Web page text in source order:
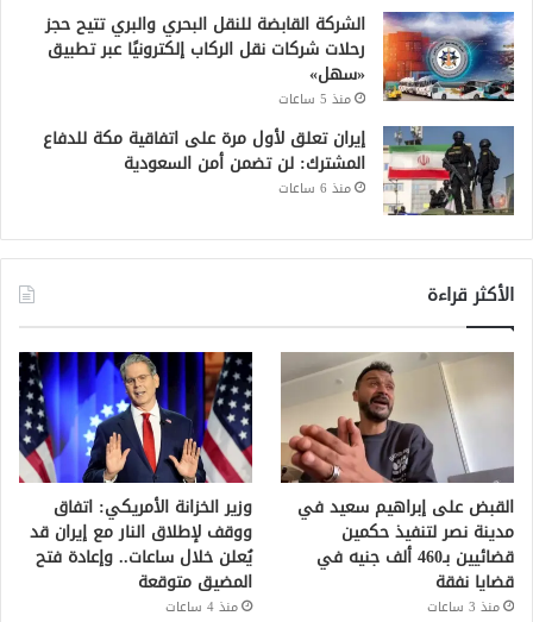
الشركة القابضة للنقل البحري والبري تتيح حجز
رحلات شركات نقل الركاب إلكترونيًا عبر تطبيق
«سهل»
منذ 5 ساعات
إيران تعلق لأول مرة على اتفاقية مكة للدفاع
المشترك: لن تضمن أمن السعودية
منذ 6 ساعات
الأكثر قراءة
القبض على إبراهيم سعيد في
مدينة نصر لتنفيذ حكمين
قضائيين بـ460 ألف جنيه في
قضايا نفقة
منذ 3 ساعات
وزير الخزانة الأمريكي: اتفاق
ووقف لإطلاق النار مع إيران قد
يُعلن خلال ساعات.. وإعادة فتح
المضيق متوقعة
منذ 4 ساعات